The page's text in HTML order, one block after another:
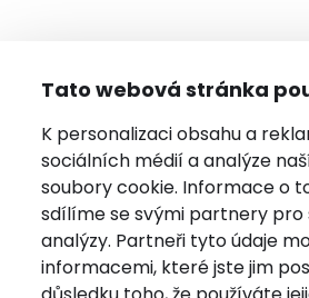
Tato webová stránka
K personalizaci obsahu a
sociálních médií a analýze
soubory cookie. Informace o
sdílíme se svými partnery pro
analýzy. Partneři tyto údaje
informacemi, které jste jim